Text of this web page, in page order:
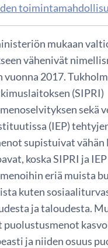
mukaan
vähenivät
vuonna 2017.
(SIPRI)
sekä
(IEP)
supistuivat vähän
koska SIPRI ja
eriä muista
kuten
ja taloudesta.
puolustusmenot
ja niiden osuus